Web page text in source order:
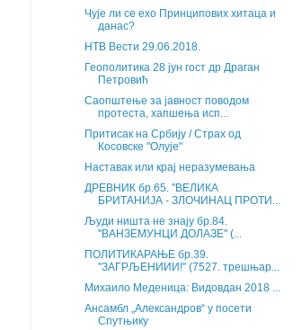
Чује ли се ехо Принципових хитаца и
данас?
НТВ Вести 29.06.2018.
Геополитика 28 јун гост др Драган
Петровић
Саопштење за јавност поводом
протеста, хапшења исп...
Притисак на Србију / Страх од
Косовске "Олује"
Наставак или крај неразумевања
ДРЕВНИК бр.65. ''ВЕЛИКА
БРИТАНИЈА - ЗЛОЧИНАЦ ПРОТИ...
Људи ништа не знају бр.84.
''ВАНЗЕМУНЦИ ДОЛАЗЕ'' (...
ПОЛИТИКАРАЊЕ бр.39.
''ЗАГРЉЕНИИИ!'' (7527. трешњар...
Михаило Меденица: Видовдан 2018 ...
Ансамбл „Александров“ у посети
Спутњику